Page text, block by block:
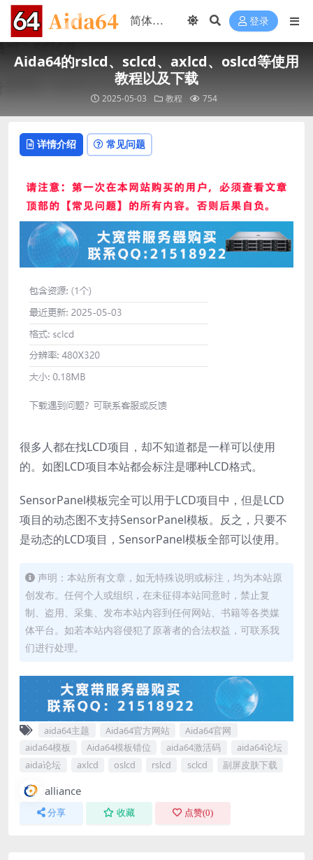
登录
Aida64的rslcd、sclcd、axlcd、oslcd等使用
教程以及下载
2025-05-03 教程 754
详情介绍 常见问题
很多人都在找LCD项目，却不知道都是一样可以使用
的。如图LCD项目本站都会标注是哪种LCD格式。
SensorPanel模板完全可以用于LCD项目中，但是LCD
项目的动态图不支持SensorPanel模板。反之，只要不
是动态的LCD项目，SensorPanel模板全部可以使用。
声明：本站所有文章，如无特殊说明或标注，均为本站原
创发布。任何个人或组织，在未征得本站同意时，禁止复
制、盗用、采集、发布本站内容到任何网站、书籍等各类媒
体平台。如若本站内容侵犯了原著者的合法权益，可联系我
们进行处理。
aida64主题 Aida64官方网站
Aida64官网
aida64模板
Aida64模板错位 aida64激活码
aida64论坛
aida论坛
axlcd oslcd rslcd sclcd 副屏皮肤下载
alliance
分享 收藏 点赞(0)